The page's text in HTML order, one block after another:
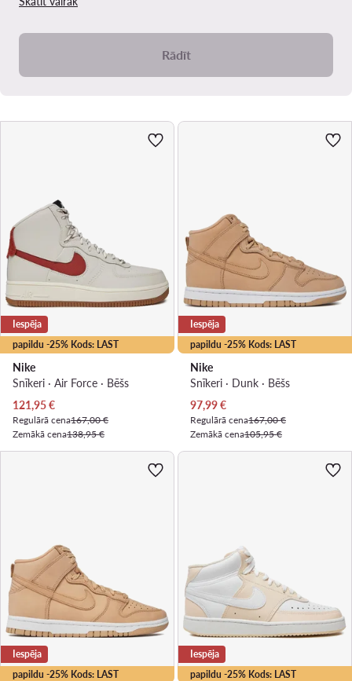
Rādīt
papildu -25% Kods: LAST
Iespēja
Nike
Snīkeri · Air Force · Bēšs
Pašreizējā cena
121,95€
Regulārā cena167,00 €
Zemākā cena138,95 €
papildu -25% Kods: LAST
Iespēja
Nike
Snīkeri · Dunk · Bēšs
Pašreizējā cena
97,99€
Regulārā cena167,00 €
Zemākā cena105,95 €
papildu -25% Kods: LAST
Iespēja
papildu -25% Kods: LAST
Iespēja